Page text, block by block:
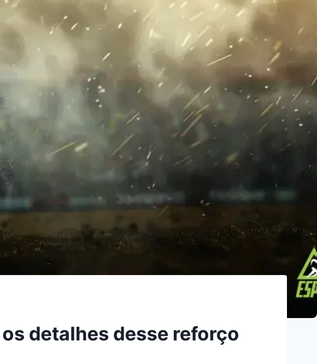
detalhes desse reforço